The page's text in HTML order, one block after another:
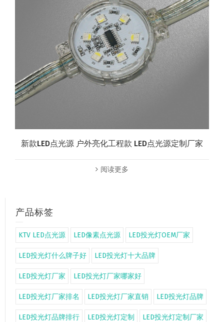
新款LED点光源 户外亮化工程款 LED点光源定制厂家
阅读更多
产品标签
KTV LED点光源 LED像素点光源 LED投光灯OEM厂家
LED投光灯什么牌子好 LED投光灯十大品牌
LED投光灯厂家 LED投光灯厂家哪家好
LED投光灯厂家排名 LED投光灯厂家直销 LED投光灯品牌
LED投光灯品牌排行 LED投光灯定制 LED投光灯定制厂家